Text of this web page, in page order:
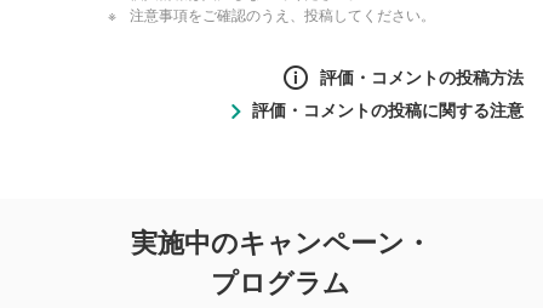
注意事項をご確認のうえ、投稿してください。
評価・コメントの投稿方法
評価・コメントの投稿に関する注意
投稿に関する注意
実施中のキャンペーン・
プログラム